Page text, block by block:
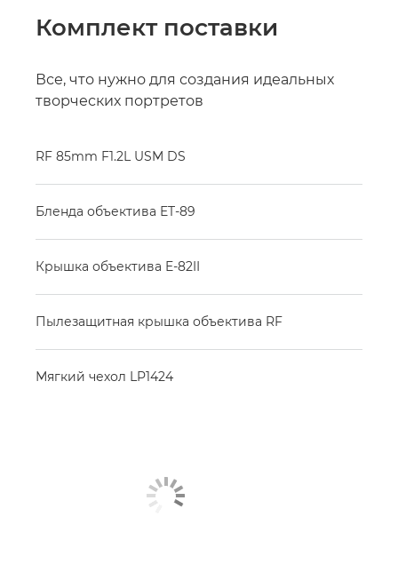
Комплект поставки
Все, что нужно для создания идеальных
творческих портретов
RF 85mm F1.2L USM DS
Бленда объектива ET-89
Крышка объектива E-82II
Пылезащитная крышка объектива RF
Мягкий чехол LP1424